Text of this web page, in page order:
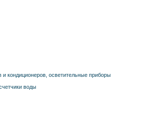
и кондиционеров, осветительные приборы
воды